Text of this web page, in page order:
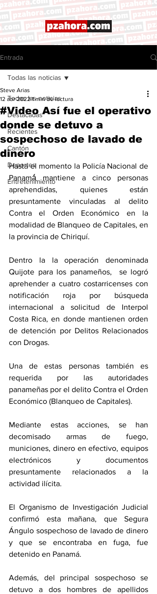
Entrada
Todas las noticias
Destacadas
Recientes
Cantón
Deportes
Entretenimiento
Todas las noticias
#Video Así fue el operativo
donde se detuvo a
sospechoso de lavado de
dinero
Steve Arias
12 abr 2022 1 min de lectura
Hasta el momento la Policía Nacional de
Panamá́ mantiene a cinco personas
aprehendidas, quienes están
presuntamente vinculadas al delito
Contra el Orden Económico en la
modalidad de Blanqueo de Capitales, en
la provincia de Chiriquí.
Dentro la la operación denominada
Quijote para los panameños,  se logró
aprehender a cuatro costarricenses con
notificación roja por búsqueda
internacional a solicitud de Interpol
Costa Rica, en donde mantienen orden
de detención por Delitos Relacionados
con Drogas.
Una de estas personas también es
requerida por las autoridades
panameñas por el delito Contra el Orden
Económico (Blanqueo de Capitales).
Mediante estas acciones, se han
decomisado armas de fuego,
municiones, dinero en efectivo, equipos
electrónicos y documentos
presuntamente relacionados a la
actividad ilícita.
El Organismo de Investigación Judicial
confirmó esta mañana, que Segura
Ángulo sospechoso de lavado de dinero
y que se encontraba en fuga, fue
detenido en Panamá.
Además, del principal sospechoso se
detuvo a dos hombres de apellidos